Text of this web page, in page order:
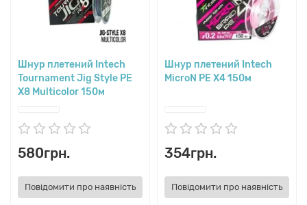
Шнур плетений Intech
Tournament Jig Style PE
X8 Multicolor 150м
580грн.
Повідомити про наявність
Шнур плетений Intech
MicroN PE X4 150м
354грн.
Повідомити про наявність